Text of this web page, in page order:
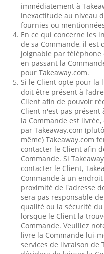
immédiatement à
inexactitude au niveau
fournies ou
En ce qui concerne les
de sa Commande, il est
joignable par
en passant la
pour Takeaway.com.
Si le Client opte pour la
doit être présent à
Client afin de pouvoir
Client n'est pas présent
la Commande est
par Takeaway.com
même) Takeaway.com
contacter le Client afin
Commande. Si
contacter le Client,
Commande à un
proximité de l'adresse
sera pas responsable
qualité ou la sécurité
lorsque le Client la
Commande. Veuillez
livre la Commande lui-
services de livraison de